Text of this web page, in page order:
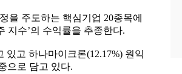
을 주도하는 핵심기업 20종목에
지수’의 수익률을 추종한다.
있고 하나마이크론(12.17%) 원익
으로 담고 있다.